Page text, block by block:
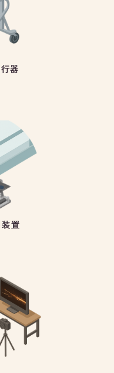
器
置